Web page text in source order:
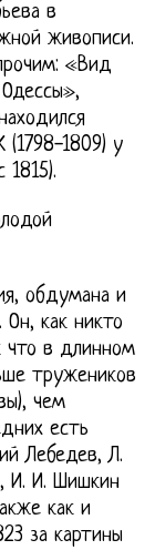
в
живописи.
«Вид
(1798-1809) у
обдумана и
как никто
что в длинном
тружеников
чем
есть
Лебедев, Л.
И. И. Шишкин
как и
за картины